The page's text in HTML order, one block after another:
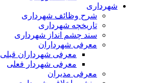
شهرداری
شرح وظائف شهرداری
تاریخچه شهرداری
سند چشم انداز شهرداری
معرفی شهرداران
معرفی شهرداران قبلی
معرفی شهردار فعلی
معرفی مدیران